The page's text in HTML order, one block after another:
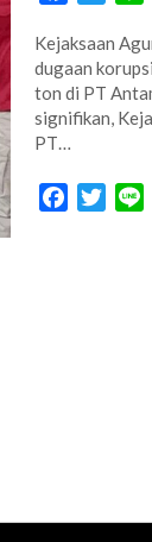
Kejaksaan
dugaan
ton di PT
signifikan,
PT…
Facebook